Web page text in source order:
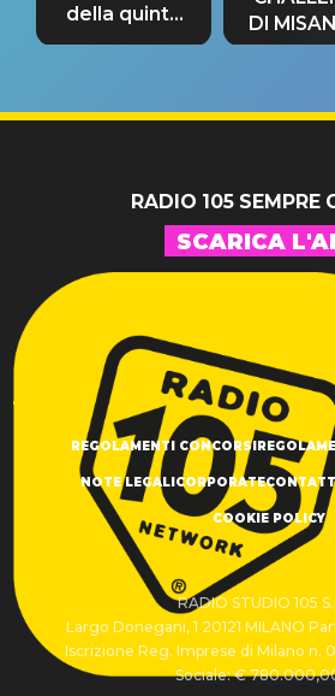
della quinta
tappa
DI
RADIO 105 SEMPRE
SCARICA
REGOLAMENTI CONCORSI
NOTE LEGALI CORPORATECONTATTI
COOKIE POLICY
RADIO STUDIO 105
Largo Donegani, 1 20121 MILANO
Iscrizione Reg. Imprese di Milano n.
Sociale: €